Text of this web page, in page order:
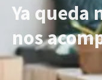
Ya queda
nos